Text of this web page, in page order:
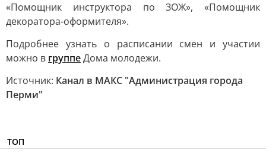
«Помощник инструктора по ЗОЖ», «Помощник
декоратора-оформителя».
Подробнее узнать о расписании смен и участии
можно в группеДома молодежи.
Источник: Канал в МАКС "Администрация города
Перми"
ТОП